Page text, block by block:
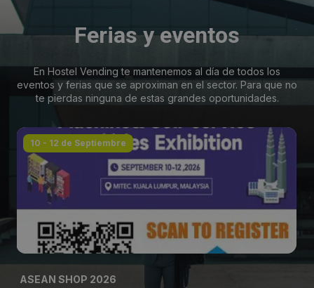
Ferias y eventos
En Hostel Vending te mantenemos al día de todos los
eventos y ferias que se aproximan en el sector. Para que no
te pierdas ninguna de estas grandes oportunidades.
10 - 12 de Septiembre
ASEAN SHOP 2026